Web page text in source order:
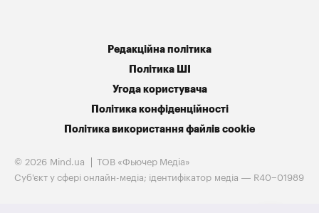
Редакційна політика
Політика ШІ
Угода користувача
Політика конфіденційності
Політика використання файлів cookie
© 2026 Mind.ua
ТОВ «Фьючер Медiа»
Cуб'єкт у сфері онлайн-медіа; ідентифікатор медіа — R40−01989